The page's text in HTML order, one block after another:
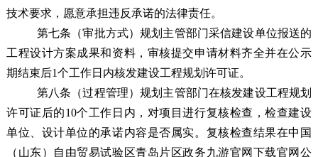
技术要求，愿意承担违反承诺的法律责任。
第七条 （审批方式）规划主管部门采信建设单位报送的
工程设计方案成果和资料，审核提交申请材料齐全并在公示
期结束后1个工作日内核发建设工程规划许可证。
第八条（过程管理）规划主管部门在核发建设工程规划
许可证后的10个工作日内，对项目进行复核检查，检查建设
单位、设计单位的承诺内容是否属实。复核检查结果在中国
（山东）自由贸易试验区青岛片区政务九游官网下载官网公